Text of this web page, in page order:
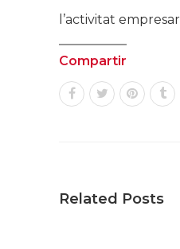
l’activitat
Compartir
Related Posts